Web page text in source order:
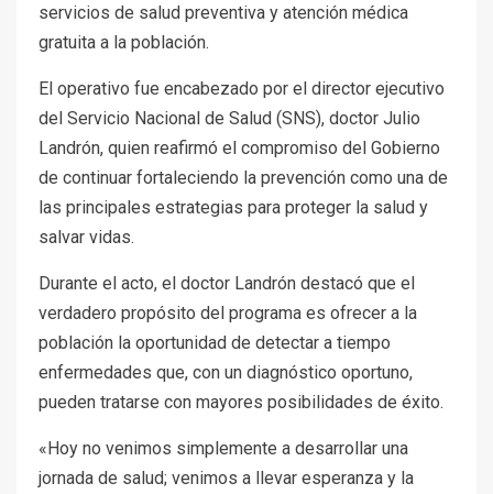
servicios de salud preventiva y atención médica
gratuita a la población.
El operativo fue encabezado por el director ejecutivo
del Servicio Nacional de Salud (SNS), doctor Julio
Landrón, quien reafirmó el compromiso del Gobierno
de continuar fortaleciendo la prevención como una de
las principales estrategias para proteger la salud y
salvar vidas.
Durante el acto, el doctor Landrón destacó que el
verdadero propósito del programa es ofrecer a la
población la oportunidad de detectar a tiempo
enfermedades que, con un diagnóstico oportuno,
pueden tratarse con mayores posibilidades de éxito.
«Hoy no venimos simplemente a desarrollar una
jornada de salud; venimos a llevar esperanza y la